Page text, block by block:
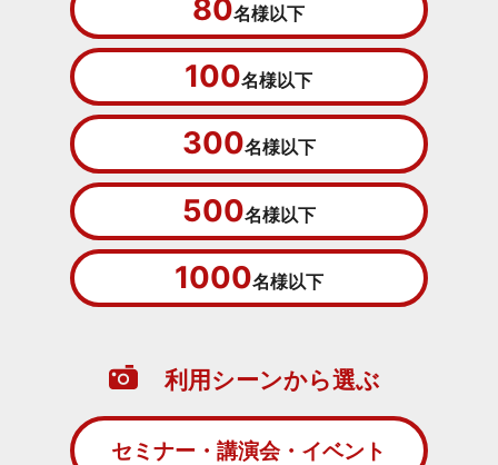
80名様以下
100名様以下
300名様以下
500名様以下
1000名様以下
利用シーンから選ぶ
セミナー・講演会・イベント